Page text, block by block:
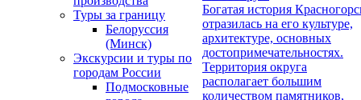
Туры за границу
Белоруссия
(Минск)
Экскурсии и туры по
городам России
Подмосковные
Богатая история
отразилась на его культуре,
архитектуре, основных
достопримечательностях.
Территория округа
располагает большим
количеством памятников,